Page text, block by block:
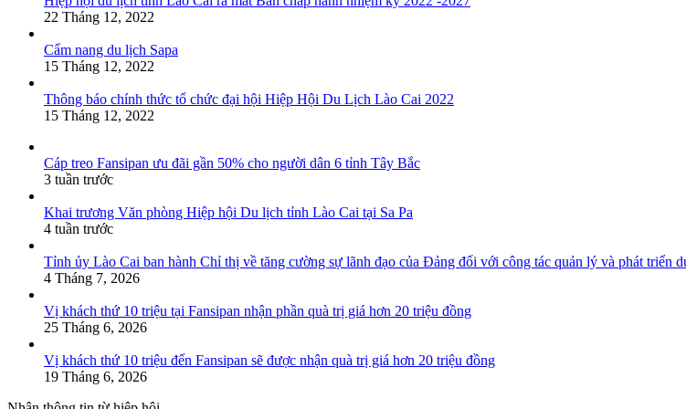
22 Tháng 12, 2022
Cẩm nang du lịch Sapa
15 Tháng 12, 2022
Thông báo chính thức tổ chức đại hội Hiệp Hội Du Lịch Lào Cai 2022
15 Tháng 12, 2022
Cáp treo Fansipan ưu đãi gần 50% cho người dân 6 tỉnh Tây Bắc
3 tuần trước
Khai trương Văn phòng Hiệp hội Du lịch tỉnh Lào Cai tại Sa Pa
4 tuần trước
Tỉnh ủy Lào Cai ban hành Chỉ thị về tăng cường sự lãnh đạo của Đảng đối với công tác quản lý và phát triển
4 Tháng 7, 2026
Vị khách thứ 10 triệu tại Fansipan nhận phần quà trị giá hơn 20 triệu đồng
25 Tháng 6, 2026
Vị khách thứ 10 triệu đến Fansipan sẽ được nhận quà trị giá hơn 20 triệu đồng
19 Tháng 6, 2026